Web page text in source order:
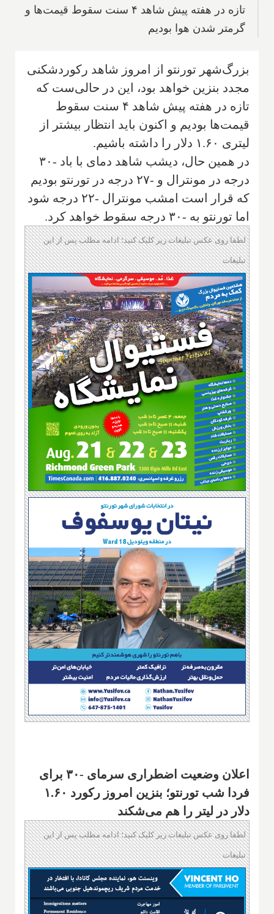
تازه در هفته پیش شاهد ۴ سنت سقوط قیمت‌ها و
گرمتر شدن هوا بودیم
بزرگ‌شهر تورنتو از امروز شاهد رکوردشکنی
مجدد بنزین خواهد بود، این در حالی‌ست که
تازه در هفته پیش شاهد ۴ سنت سقوط
قیمت‌ها بودیم و اکنون باید انتظار بیشتر از
لیتری ۱.۶۰ دلار را داشته باشیم.
در همین حال، دیشب شاهد دمای با باد -۳۰
درجه در مونترال و -۲۷ درجه در تورنتو بودیم
که قرار است امشب مونترال -۲۲ درجه شود
اما تورنتو به -۳۰ درجه سقوط خواهد کرد.
لطفا روی عکس تبلیغات زیر کلیک کنید؛ ادامه مطلب پس از این
تبلیغات
اعلان وضعیت اضطراری سرمای -۳۰ برای
فردا شب تورنتو؛ بنزین امروز رکورد ۱.۶۰
دلار در لیتر را هم می‌شکند
لطفا روی عکس تبلیغات زیر کلیک کنید؛ ادامه مطلب پس از این
تبلیغات